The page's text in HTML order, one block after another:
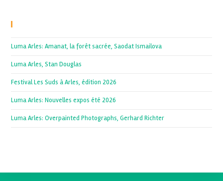
Luma Arles: Amanat, la forêt sacrée, Saodat Ismailova
Luma Arles, Stan Douglas
Festival Les Suds à Arles, édition 2026
Luma Arles: Nouvelles expos été 2026
Luma Arles: Overpainted Photographs, Gerhard Richter